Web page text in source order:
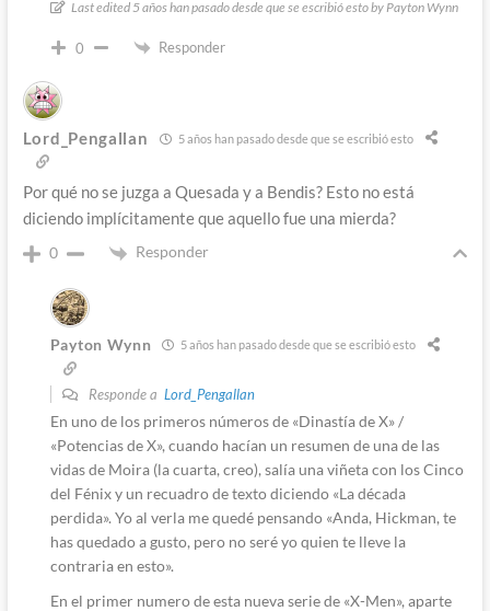
Last edited 5 años han pasado desde que se escribió esto by Payton Wynn
0 Responder
Lord_Pengallan 5 años han pasado desde que se escribió esto
Por qué no se juzga a Quesada y a Bendis? Esto no está
diciendo implícitamente que aquello fue una mierda?
0 Responder
Payton Wynn 5 años han pasado desde que se escribió esto
Responde a Lord_Pengallan
En uno de los primeros números de «Dinastía de X» /
«Potencias de X», cuando hacían un resumen de una de las
vidas de Moira (la cuarta, creo), salía una viñeta con los Cinco
del Fénix y un recuadro de texto diciendo «La década
perdida». Yo al verla me quedé pensando «Anda, Hickman, te
has quedado a gusto, pero no seré yo quien te lleve la
contraria en esto».
En el primer numero de esta nueva serie de «X-Men», aparte